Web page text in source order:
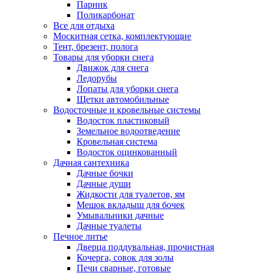
Парник
Поликарбонат
Все для отдыха
Москитная сетка, комплектующие
Тент, брезент, полога
Товары для уборки снега
Движок для снега
Ледорубы
Лопаты для уборки снега
Щетки автомобильные
Водосточные и кровельные системы
Водосток пластиковый
Земельное водоотведение
Кровельная система
Водосток оцинкованный
Дачная сантехника
Дачные бочки
Дачные души
Жидкости для туалетов, ям
Мешок вкладыш для бочек
Умывальники дачные
Дачные туалеты
Печное литье
Дверца поддувальная, прочистная
Кочерга, совок для золы
Печи сварные, готовые